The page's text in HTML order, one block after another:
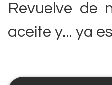
Revuelve de
aceite y... ya